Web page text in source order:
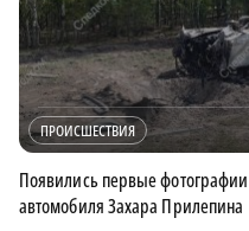
ПРОИСШЕСТВИЯ
Появились первые
автомобиля Захара Прилепина